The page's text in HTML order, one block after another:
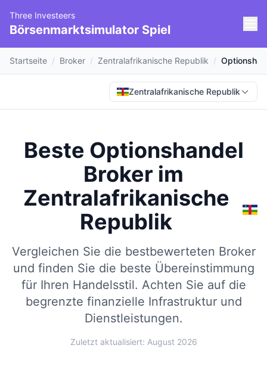
Three Investeers
Börsenmarktsimulator Spiel
Startseite / Broker / Zentralafrikanische Republik /
Zentralafrikanische Republik
Beste Optionshandel
Broker im
Zentralafrikanische
Republik
Vergleichen Sie die bestbewerteten Broker
und finden Sie die beste Übereinstimmung
für Ihren Handelsstil. Achten Sie auf die
begrenzte finanzielle Infrastruktur und
Dienstleistungen.
Zuletzt aktualisiert: August 2026